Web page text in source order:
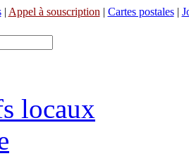
| Appel à souscription | Cartes postales|
locaux